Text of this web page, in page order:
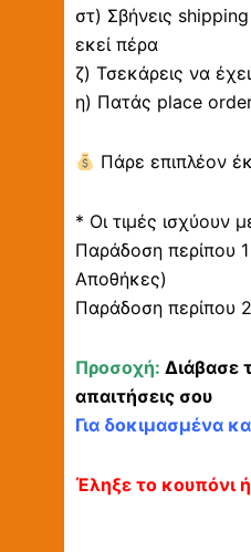
στ) Σβήνεις
εκεί πέρα
ζ) Τσεκάρεις να
η) Πατάς place
Πάρε επιπλέον
* Οι τιμές ισχύουν
Παράδοση περίπου
Αποθήκες)
Παράδοση περίπου
Προσοχή: Διάβασε
απαιτήσεις σου
Για δοκιμασμένα
Έληξε το κουπόνι